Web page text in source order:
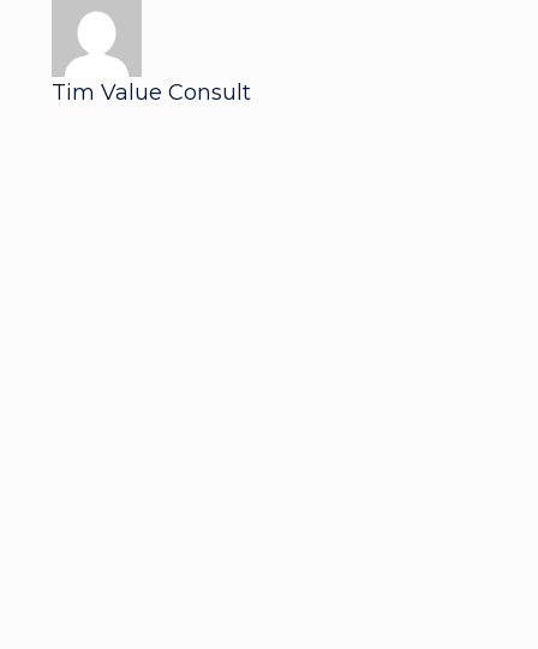
Tim Value Consult